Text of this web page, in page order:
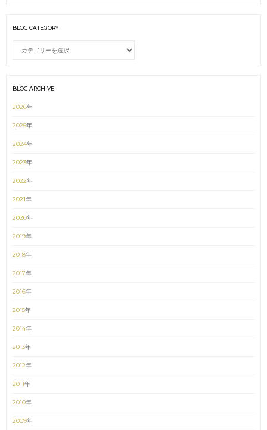
BLOG CATEGORY
CATEGORY
BLOG ARCHIVE
2026年
2025年
2024年
2023年
2022年
2021年
2020年
2019年
2018年
2017年
2016年
2015年
2014年
2013年
2012年
2011年
2010年
2009年